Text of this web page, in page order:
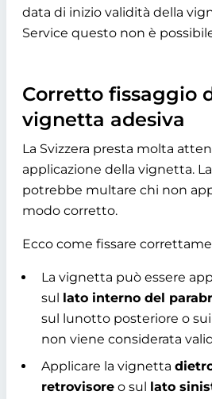
data di inizio validità della
Service questo non è
Corretto fissaggio
vignetta adesiva
La Svizzera presta molta
applicazione della vignetta.
potrebbe multare chi non
modo corretto.
Ecco come fissare
La vignetta può essere
sul lato interno del
sul lunotto posteriore o
non viene considerata
Applicare la vignetta
retrovisore o sul lato